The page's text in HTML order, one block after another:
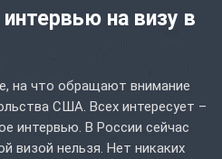
на визу в
на что обращают внимание
США. Всех интересует –
интервью. В России сейчас
визой нельзя. Нет никаких